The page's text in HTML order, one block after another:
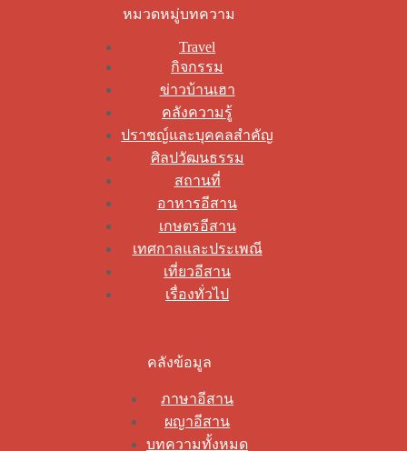
หมวดหมู่บทความ
Travel
กิจกรรม
ข่าวบ้านเฮา
คลังความรู้
ปราชญ์และบุคคลสำคัญ
ศิลปวัฒนธรรม
สถานที่
อาหารอีสาน
เกษตรอีสาน
เทศกาลและประเพณี
เที่ยวอีสาน
เรื่องทั่วไป
คลังข้อมูล
ภาษาอีสาน
ผญาอีสาน
บทความทั้งหมด